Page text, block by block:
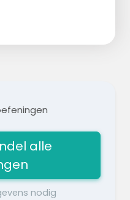
alle
nodig